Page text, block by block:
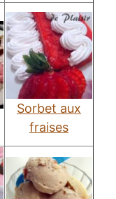
Sorbet aux
fraises